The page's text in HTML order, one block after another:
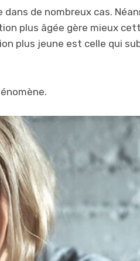
de nombreux cas.
plus âgée gère mieux
plus jeune est celle qui